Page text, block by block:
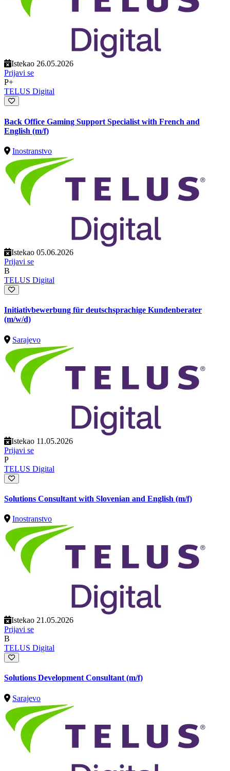
Istekao 26.05.2026
Prijavi se
P+
TELUS Digital
Back Office Gaming Support Specialist with French and
English (m/f)
Inostranstvo
Istekao 05.06.2026
Prijavi se
B
TELUS Digital
Initiativbewerbung für deutschsprachige Kundenberater
(m/w/d)
Sarajevo
Istekao 11.05.2026
Prijavi se
P
TELUS Digital
Solutions Consultant with Slovenian and English (m/f)
Inostranstvo
Istekao 21.05.2026
Prijavi se
B
TELUS Digital
Solutions Development Consultant (m/f)
Sarajevo